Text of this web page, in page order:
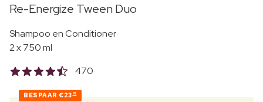
Re-Energize Tween Duo
Shampoo en Conditioner
2 x 750 ml
470
BESPAAR €23 32